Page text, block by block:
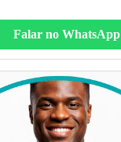
Falar no WhatsApp